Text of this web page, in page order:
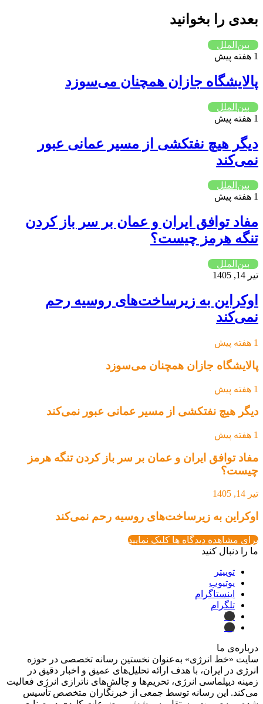
بعدی را بخوانید
بین‌الملل
1 هفته پیش
پالایشگاه جازان همچنان می‌سوزد
بین‌الملل
1 هفته پیش
دیگر هیچ نفتکشی از مسیر عمانی عبور
نمی‌کند
بین‌الملل
1 هفته پیش
مفاد توافق ایران و عمان بر سر باز کردن
تنگه هرمز چیست؟
بین‌الملل
تیر 14, 1405
اوکراین به زیرساخت‌های روسیه رحم
نمی‌کند
1 هفته پیش
پالایشگاه جازان همچنان می‌سوزد
1 هفته پیش
دیگر هیچ نفتکشی از مسیر عمانی عبور نمی‌کند
1 هفته پیش
مفاد توافق ایران و عمان بر سر باز کردن تنگه هرمز
چیست؟
تیر 14, 1405
اوکراین به زیرساخت‌های روسیه رحم نمی‌کند
برای مشاهده دیدگاه ها کلیک نمایید
ما را دنبال کنید
توییتر
یوتیوب
اینستاگرام
تلگرام
ایتا
بله
درباره‌ی ما
سایت «خط انرژی» به‌عنوان نخستین رسانه تخصصی در حوزه
انرژی در ایران، با هدف ارائه تحلیل‌های عمیق و اخبار دقیق در
زمینه دیپلماسی انرژی، تحریم‌ها و چالش‌های ناترازی انرژی فعالیت
می‌کند. این رسانه توسط جمعی از خبرنگاران متخصص تأسیس